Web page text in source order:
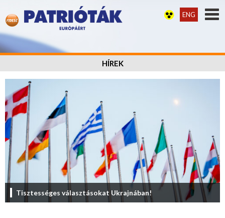
ENG
HÍREK
Tisztességes választásokat Ukrajnában!